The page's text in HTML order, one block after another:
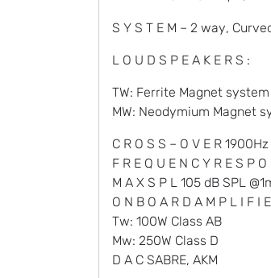
S Y S T E M – 2 way,
L O U D S P E A K E R S :
TW: Ferrite Magnet
MW: Neodymium Magnet
C R O S S – O V E R
F R E Q U E N C Y R E S P
M A X S P L 105 dB SPL
O N B O A R D A M P L I F I
Tw: 100W Class AB
Mw: 250W Class D
D A C SABRE, AKM